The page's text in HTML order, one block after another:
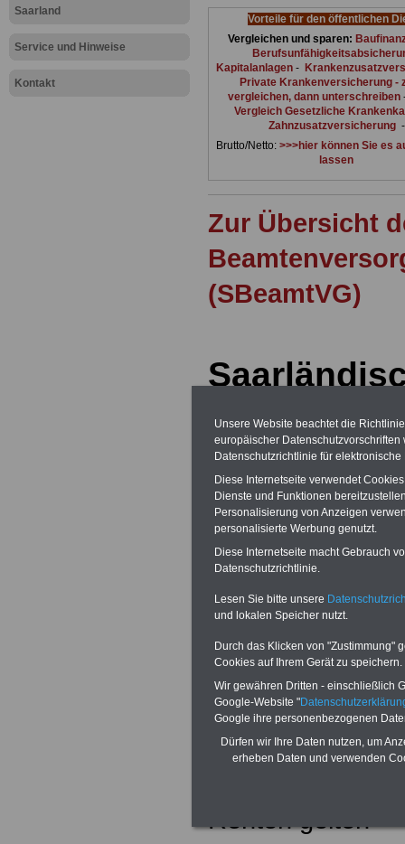
Saarland
Service und Hinweise
Kontakt
Vorteile für den öffentlichen
Vergleichen und sparen:
Kapitalanlagen-
Private Krankenversicherung -
vergleichen, dann unterschreiben
Vergleich Gesetzliche
Zahnzusatzversicherung-
Brutto/Netto: >>>hier können Sie es
lassen
Zur Übersicht
(SBeamtVG)
§ 66
Renten
§ 66
(1)
Renten nur bis
Renten gelten
Unsere Website beachtet die
europäischer
Datenschutzrichtlinie für
Diese Internetseite verwendet
Dienste und Funktionen
Personalisierung von Anzeigen
personalisierte Werbung genutzt.
Diese Internetseite macht Gebrauch
Datenschutzrichtlinie.
Lesen Sie bitte unsere
und lokalen Speicher nutzt.
Durch das Klicken von "Zustimmung"
Cookies auf Ihrem Gerät zu speichern.
Wir gewähren Dritten - einschließlich
Google-Website "
Google ihre personenbezogenen
Dürfen wir Ihre Daten nutzen, um
erheben Daten und verwenden